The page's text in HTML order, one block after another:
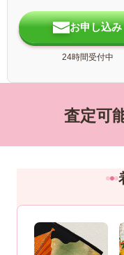
お申し込み
24時間受付中
査定可